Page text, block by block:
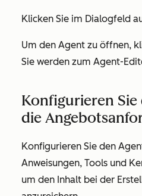
Klicken Sie im Dialogfeld
Um den Agent zu öffnen,
Sie werden zum Agent-
Konfigurieren
die
Konfigurieren Sie den
Anweisungen, Tools und
um den Inhalt bei der